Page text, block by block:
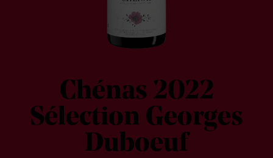
Chénas 2022
Sélection Georges
Duboeuf